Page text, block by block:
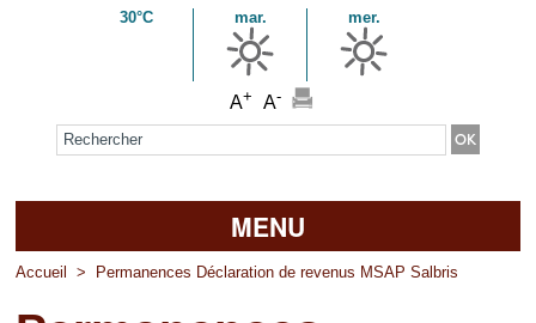
30°C mar. mer.
A+ A-
Formulaire de recherche
MENU
Accueil
Accueil > Permanences Déclaration de revenus MSAP Salbris